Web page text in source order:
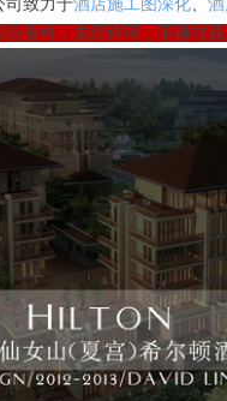
司致力于酒店施工图深化、
资料，未经许可，不得转